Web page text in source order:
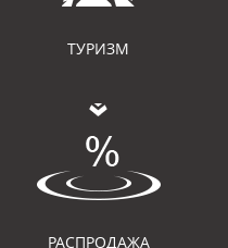
ТУРИЗМ
РАСПРОДАЖА